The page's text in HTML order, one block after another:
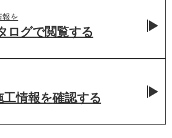
報を
ログで閲覧する
情報を確認する